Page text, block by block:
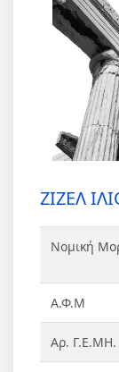
ΖΙΖΕΛ
Νομική
Α.Φ.Μ
Αρ. Γ.Ε.ΜΗ.